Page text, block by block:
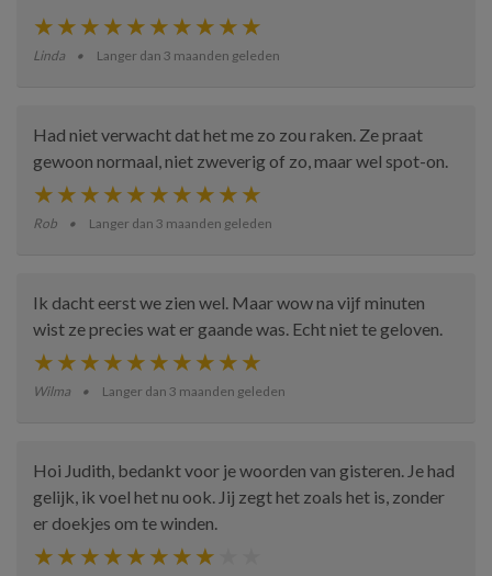
Linda Langer dan 3 maanden geleden
Had niet verwacht dat het me zo zou raken. Ze praat
gewoon normaal, niet zweverig of zo, maar wel spot-on.
Rob Langer dan 3 maanden geleden
Ik dacht eerst we zien wel. Maar wow na vijf minuten
wist ze precies wat er gaande was. Echt niet te geloven.
Wilma Langer dan 3 maanden geleden
Hoi Judith, bedankt voor je woorden van gisteren. Je had
gelijk, ik voel het nu ook. Jij zegt het zoals het is, zonder
er doekjes om te winden.